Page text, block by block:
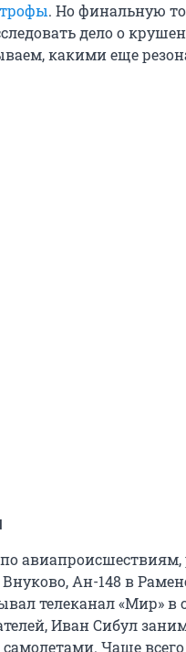
. Но финальную
дело о
какими еще
авиапроисшествиям,
Ан-148 в
телеканал «Мир» в
Иван Сибул
Чаще